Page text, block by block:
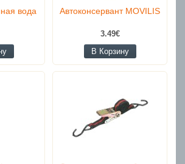
вода Автоконсервант MOVILIS
3.49€
В Корзину